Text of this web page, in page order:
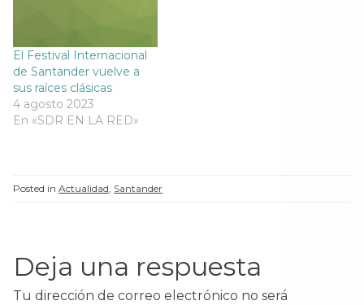
El Festival Internacional
de Santander vuelve a
sus raíces clásicas
4 agosto 2023
En «SDR EN LA RED»
Posted in Actualidad, Santander
Deja una respuesta
Tu dirección de correo electrónico no será